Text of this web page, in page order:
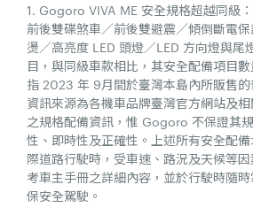
1. Gogoro VIVA ME 安全規格超越同級
前後雙碟煞車／前後雙避震／傾倒斷電
燙／高亮度 LED 頭燈／LED 方向燈與尾
目，與同級車款相比，其安全配備項目
指 2023 年 9月間於臺灣本島內所販售的
資訊來源為各機車品牌臺灣官方網站及
之規格配備資訊，惟 Gogoro 不保證其
性、即時性及正確性。上述所有安全配
際道路行駛時，受車速、路況及天候等
考車主手冊之詳細內容，並於行駛時隨
保安全駕駛。